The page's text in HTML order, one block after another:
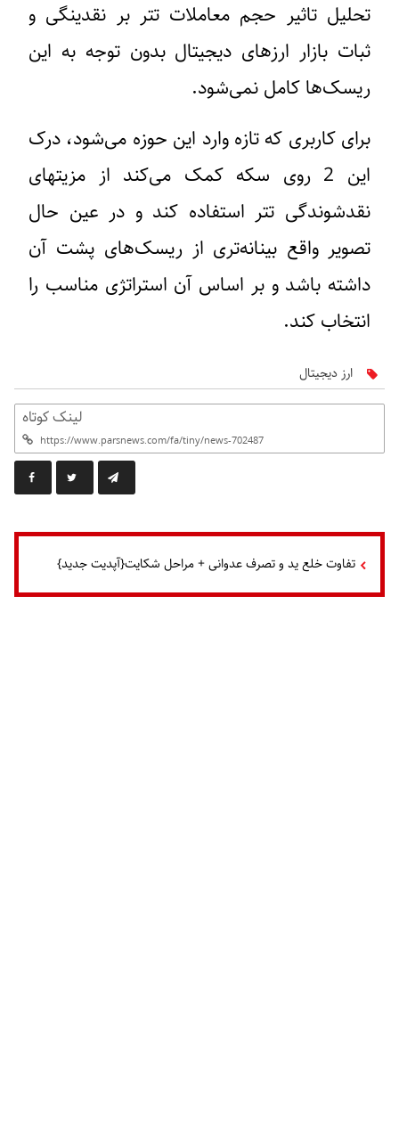
تحلیل تاثیر حجم معاملات تتر بر نقدینگی و
ثبات بازار ارزهای دیجیتال بدون توجه به این
ریسک‌ها کامل نمی‌شود.
برای کاربری که تازه وارد این حوزه می‌شود، درک
این 2 روی سکه کمک می‌کند از مزیتهای
نقدشوندگی تتر استفاده کند و در عین حال
تصویر واقع بینانه‌تری از ریسک‌های پشت آن
داشته باشد و بر اساس آن استراتژی مناسب را
انتخاب کند.
ارز دیجیتال
لینک کوتاه
تفاوت خلع ید و تصرف عدوانی + مراحل شکایت{آپدیت جدید}